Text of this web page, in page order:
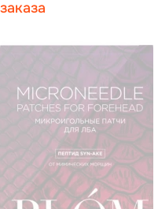
и скул 4 пары
заказа